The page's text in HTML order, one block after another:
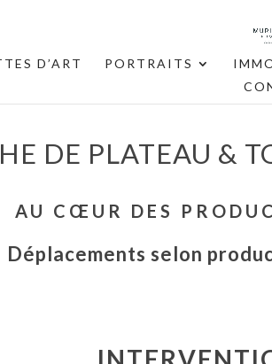
D’ART PORTRAITS
DE PLATEAU &
AU CŒUR DES
Déplacements selon